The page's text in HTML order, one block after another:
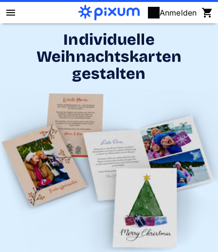
Anmelden
Fotokalender
Fotogeschenke
Fotopuzzle
Grußkarten
Individuelle
Weihnachtskarten
gestalten